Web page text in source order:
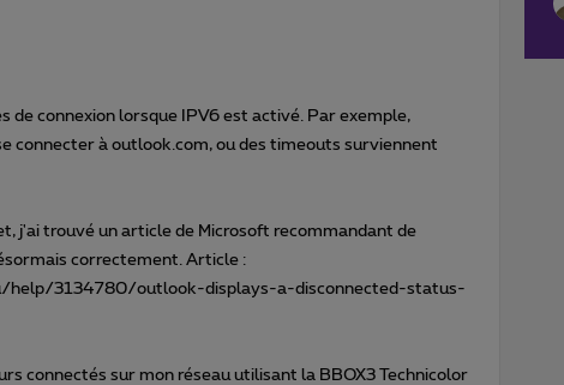
de connexion lorsque IPV6 est activé. Par exemple,
connecter à outlook.com, ou des timeouts surviennent
j'ai trouvé un article de Microsoft recommandant de
correctement. Article :
3134780/outlook-displays-a-disconnected-status-
connectés sur mon réseau utilisant la BBOX3 Technicolor